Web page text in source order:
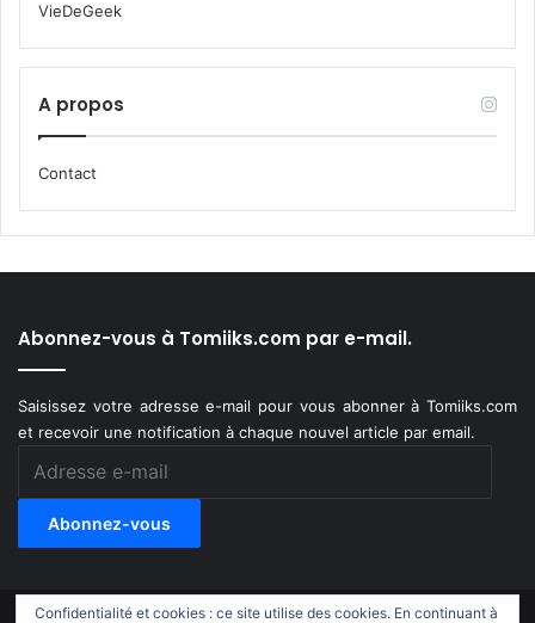
VieDeGeek
A propos
Contact
Abonnez-vous à Tomiiks.com par e-mail.
Saisissez votre adresse e-mail pour vous abonner à Tomiiks.com
et recevoir une notification à chaque nouvel article par email.
Abonnez-vous
Confidentialité et cookies : ce site utilise des cookies. En continuant à